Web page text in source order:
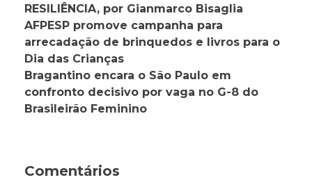
RESILIÊNCIA, por Gianmarco Bisaglia
AFPESP promove campanha para
arrecadação de brinquedos e livros para o
Dia das Crianças
Bragantino encara o São Paulo em
confronto decisivo por vaga no G-8 do
Brasileirão Feminino
Comentários